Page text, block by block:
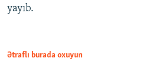
yayıb.
Ətraflı burada oxuyun